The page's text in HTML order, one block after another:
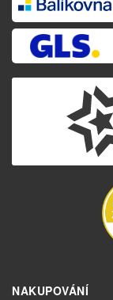
NAKUPOVÁNÍ